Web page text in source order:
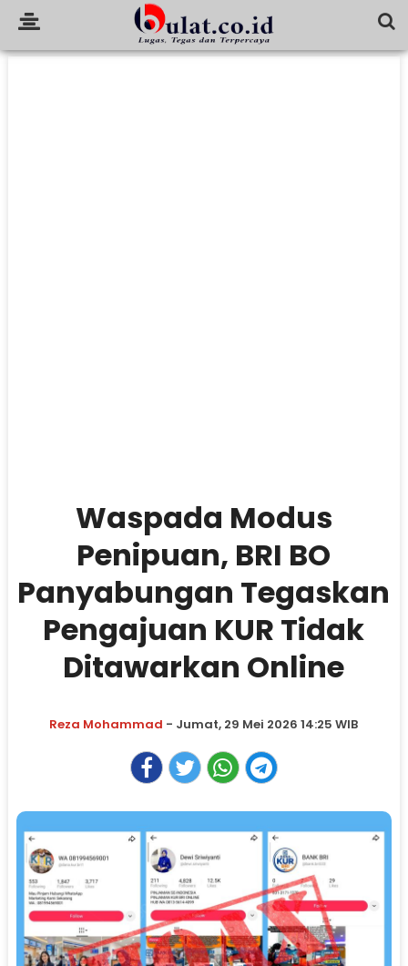
Waspada Modus
Penipuan, BRI BO
Panyabungan Tegaskan
Pengajuan KUR Tidak
Ditawarkan Online
Reza Mohammad - Jumat, 29 Mei 2026 14:25 WIB